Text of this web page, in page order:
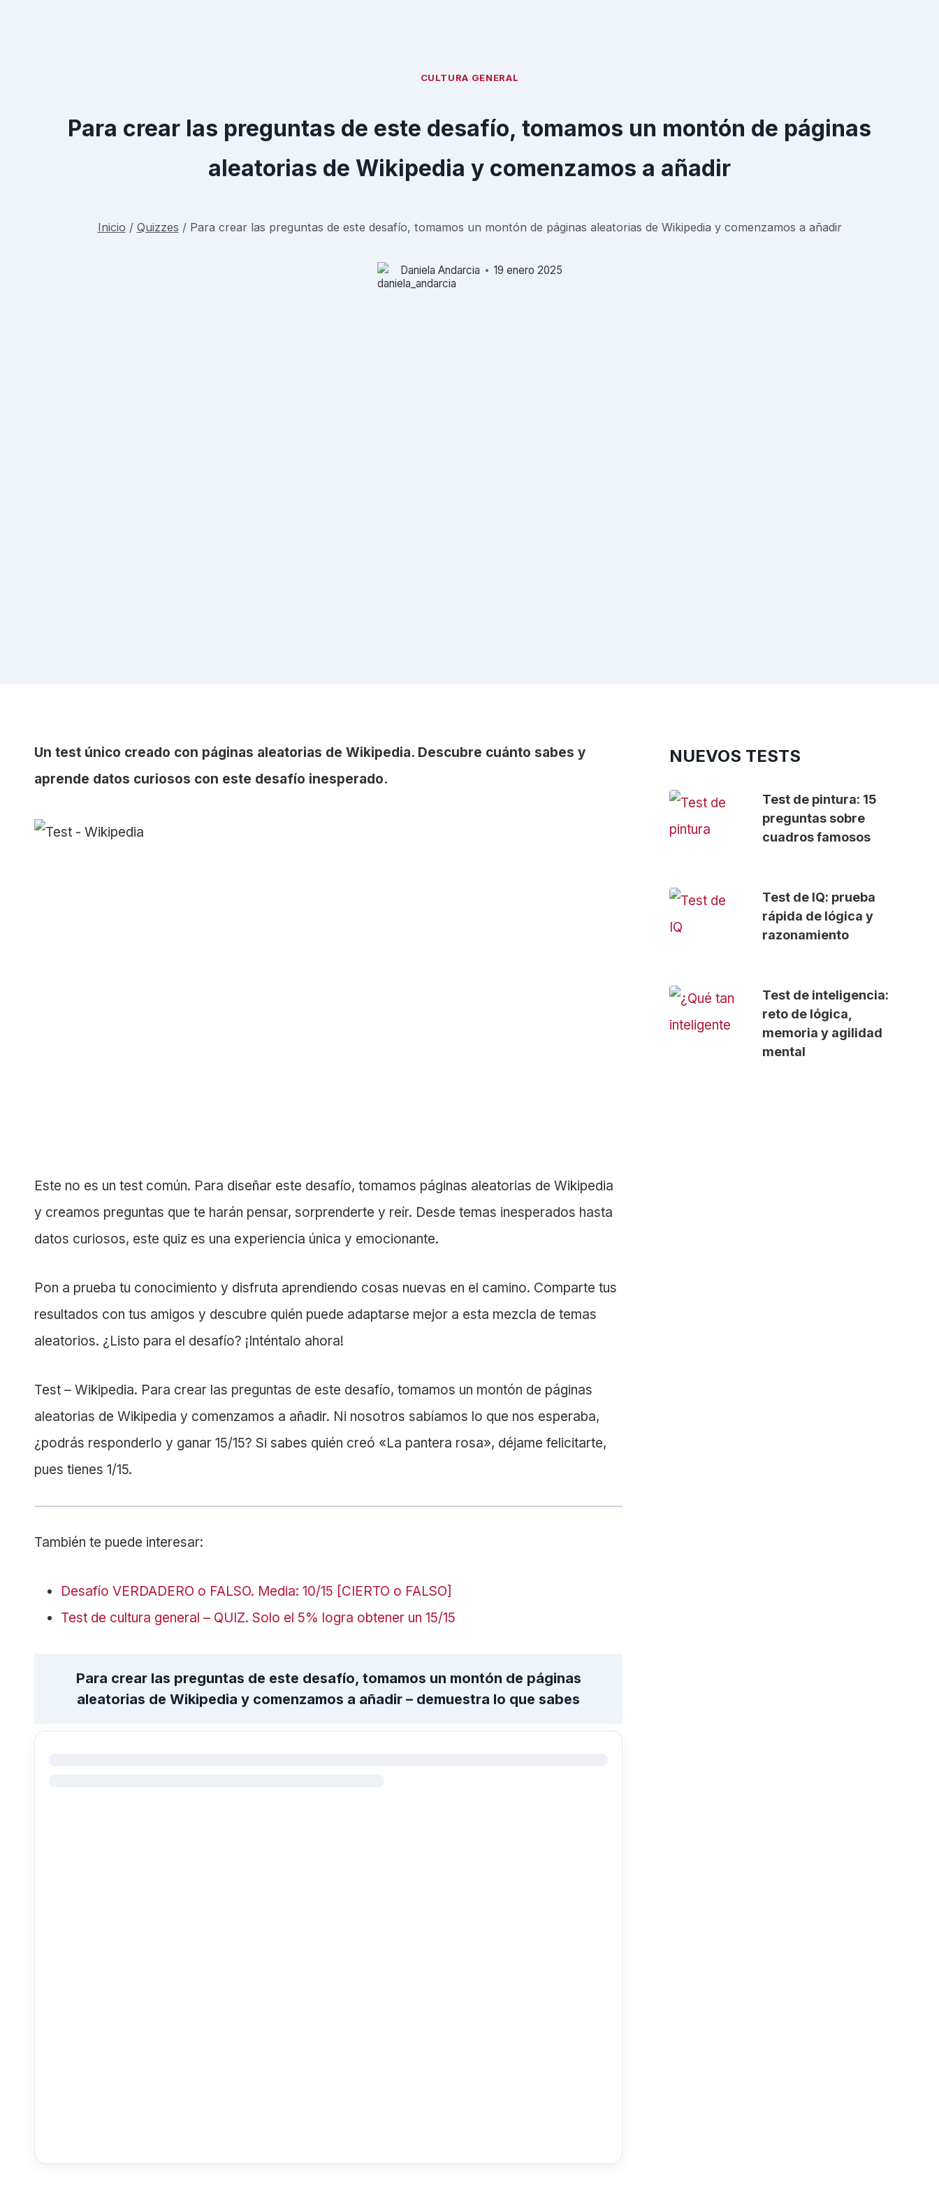
CULTURA GENERAL
Para crear las preguntas de este desafío, tomamos un montón de páginas
aleatorias de Wikipedia y comenzamos a añadir
Inicio / Quizzes / Para crear las preguntas de este desafío, tomamos un montón de páginas aleatorias de Wikipedia y comenzamos a añadir
Daniela Andarcia 19 enero 2025
Un test único creado con páginas aleatorias de Wikipedia. Descubre cuánto sabes y
aprende datos curiosos con este desafío inesperado.
Este no es un test común. Para diseñar este desafío, tomamos páginas aleatorias de Wikipedia
y creamos preguntas que te harán pensar, sorprenderte y reír. Desde temas inesperados hasta
datos curiosos, este quiz es una experiencia única y emocionante.
Pon a prueba tu conocimiento y disfruta aprendiendo cosas nuevas en el camino. Comparte tus
resultados con tus amigos y descubre quién puede adaptarse mejor a esta mezcla de temas
aleatorios. ¿Listo para el desafío? ¡Inténtalo ahora!
Test – Wikipedia. Para crear las preguntas de este desafío, tomamos un montón de páginas
aleatorias de Wikipedia y comenzamos a añadir. Ni nosotros sabíamos lo que nos esperaba,
¿podrás responderlo y ganar 15/15? Si sabes quién creó «La pantera rosa», déjame felicitarte,
pues tienes 1/15.
También te puede interesar:
Desafío VERDADERO o FALSO. Media: 10/15 [CIERTO o FALSO]
Test de cultura general – QUIZ. Solo el 5% logra obtener un 15/15
Para crear las preguntas de este desafío, tomamos un montón de páginas
aleatorias de Wikipedia y comenzamos a añadir – demuestra lo que sabes
NUEVOS TESTS
Test de pintura: 15
preguntas sobre
cuadros famosos
Test de IQ: prueba
rápida de lógica y
razonamiento
Test de inteligencia:
reto de lógica,
memoria y agilidad
mental